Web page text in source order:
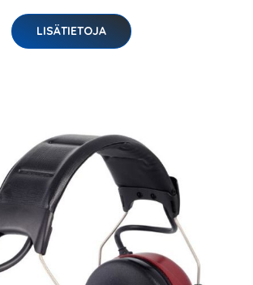
LISÄTIETOJA